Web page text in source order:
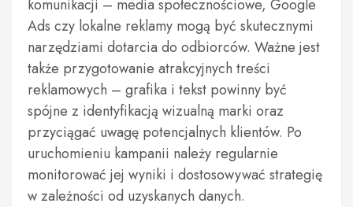
komunikacji – media społecznościowe, Google
Ads czy lokalne reklamy mogą być skutecznymi
narzędziami dotarcia do odbiorców. Ważne jest
także przygotowanie atrakcyjnych treści
reklamowych – grafika i tekst powinny być
spójne z identyfikacją wizualną marki oraz
przyciągać uwagę potencjalnych klientów. Po
uruchomieniu kampanii należy regularnie
monitorować jej wyniki i dostosowywać strategię
w zależności od uzyskanych danych.